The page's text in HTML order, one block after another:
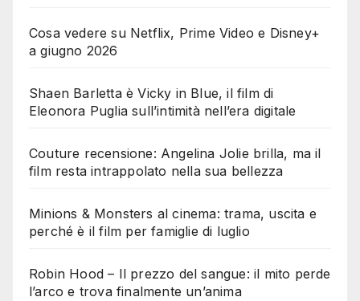
Cosa vedere su Netflix, Prime Video e Disney+
a giugno 2026
Shaen Barletta è Vicky in Blue, il film di
Eleonora Puglia sull’intimità nell’era digitale
Couture recensione: Angelina Jolie brilla, ma il
film resta intrappolato nella sua bellezza
Minions & Monsters al cinema: trama, uscita e
perché è il film per famiglie di luglio
Robin Hood – Il prezzo del sangue: il mito perde
l’arco e trova finalmente un’anima